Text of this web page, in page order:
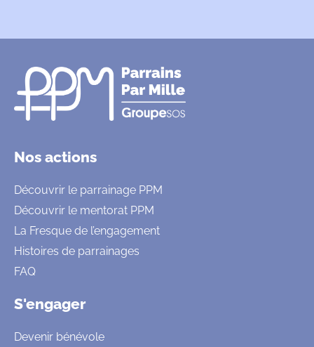
Nos actions
Découvrir le parrainage PPM
Découvrir le mentorat PPM
La Fresque de l’engagement
Histoires de parrainages
FAQ
S'engager
Devenir bénévole